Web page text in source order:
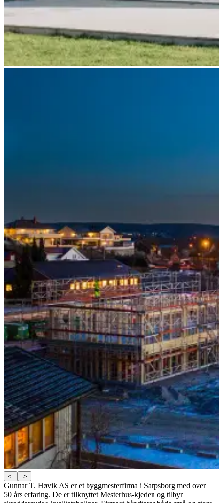
<- ->
Gunnar T. Høvik AS er et byggmesterfirma i Sarpsborg med over
50 års erfaring. De er tilknyttet Mesterhus-kjeden og tilbyr